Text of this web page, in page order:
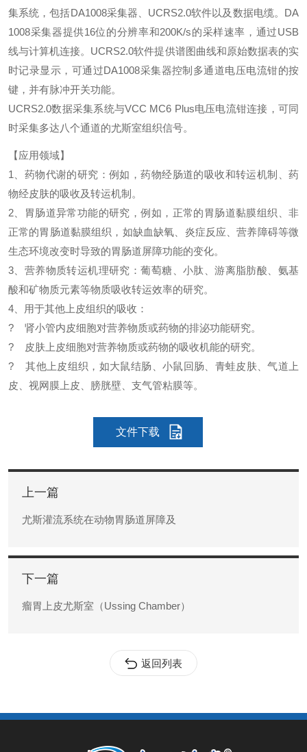
集系统，包括DA1008采集器、UCRS2.0软件以及数据电缆。DA
1008采集器提供16位的分辨率和200K/s的采样速率，通过USB
线与计算机连接。UCRS2.0软件提供谱图曲线和原始数据表的实
时记录显示，可通过DA1008采集器控制多通道电压电流钳的按
键，并有脉冲开关功能。
UCRS2.0数据采集系统与VCC MC6 Plus电压电流钳连接，可同
时采集多达八个通道的尤斯室组织信号。
【应用领域】
1、药物代谢的研究：例如，药物经肠道的吸收和转运机制、药
物经皮肤的吸收及转运机制。
2、胃肠道异常功能的研究，例如，正常的胃肠道黏膜组织、非
正常的胃肠道黏膜组织，如缺血缺氧、炎症反应、营养障碍等微
生态环境改变时导致的胃肠道屏障功能的变化。
3、营养物质转运机理研究：葡萄糖、小肽、游离脂肪酸、氨基
酸和矿物质元素等物质吸收转运效率的研究。
4、用于其他上皮组织的吸收：
? 肾小管内皮细胞对营养物质或药物的排泌功能研究。
? 皮肤上皮细胞对营养物质或药物的吸收机能的研究。
? 其他上皮组织，如大鼠结肠、小鼠回肠、青蛙皮肤、气道上
皮、视网膜上皮、膀胱壁、支气管粘膜等。
文件下载
上一篇
尤斯灌流系统在动物胃肠道屏障及
下一篇
瘤胃上皮尤斯室（Ussing Chamber）
返回列表